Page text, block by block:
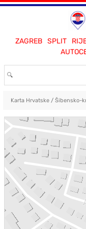
ZAGREB SPLIT
Karta Hrvatske/ Šibensko-